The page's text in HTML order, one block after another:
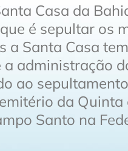
Casa da
é sepultar os
a Santa Casa
administração
ao
da
Santo na